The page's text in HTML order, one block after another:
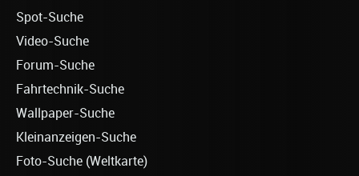
Spot-Suche
Video-Suche
Forum-Suche
Fahrtechnik-Suche
Wallpaper-Suche
Kleinanzeigen-Suche
Foto-Suche (Weltkarte)